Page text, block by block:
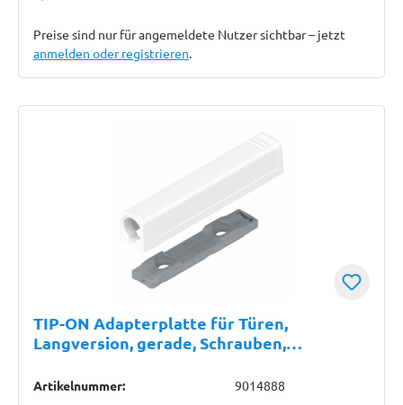
Preise sind nur für angemeldete Nutzer sichtbar – jetzt
anmelden oder registrieren.
TIP-ON Adapterplatte für Türen,
Langversion, gerade, Schrauben,
Artikelnummer: 9014888